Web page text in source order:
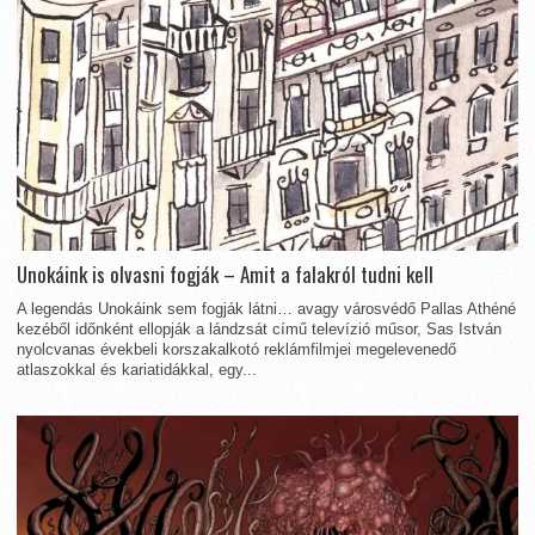
Unokáink is olvasni fogják – Amit a falakról tudni kell
A legendás Unokáink sem fogják látni… avagy városvédő Pallas Athéné
kezéből időnként ellopják a lándzsát című televízió műsor, Sas István
nyolcvanas évekbeli korszakalkotó reklámfilmjei megelevenedő
atlaszokkal és kariatidákkal, egy...